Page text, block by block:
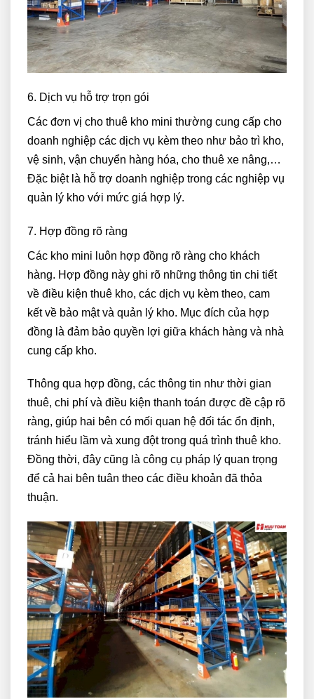
6. Dịch vụ hỗ trợ trọn gói
Các đơn vị cho thuê kho mini thường cung cấp cho
doanh nghiệp các dịch vụ kèm theo như bảo trì kho,
vệ sinh, vận chuyển hàng hóa, cho thuê xe nâng,…
Đặc biệt là hỗ trợ doanh nghiệp trong các nghiệp vụ
quản lý kho với mức giá hợp lý.
7. Hợp đồng rõ ràng
Các kho mini luôn hợp đồng rõ ràng cho khách
hàng. Hợp đồng này ghi rõ những thông tin chi tiết
về điều kiện thuê kho, các dịch vụ kèm theo, cam
kết về bảo mật và quản lý kho. Mục đích của hợp
đồng là đảm bảo quyền lợi giữa khách hàng và nhà
cung cấp kho.
Thông qua hợp đồng, các thông tin như thời gian
thuê, chi phí và điều kiện thanh toán được đề cập rõ
ràng, giúp hai bên có mối quan hệ đối tác ổn định,
tránh hiểu lầm và xung đột trong quá trình thuê kho.
Đồng thời, đây cũng là công cụ pháp lý quan trọng
để cả hai bên tuân theo các điều khoản đã thỏa
thuận.